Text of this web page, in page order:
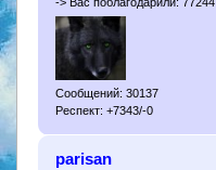
Сообщений: 30137
Респект: +7343/-0
parisan